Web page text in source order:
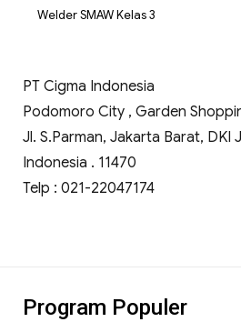
Welder SMAW Kelas 3
PT Cigma Indonesia
Podomoro City , Garden
Jl. S.Parman, Jakarta Barat, DKI
Indonesia . 11470
Telp : 021-22047174
Program Populer